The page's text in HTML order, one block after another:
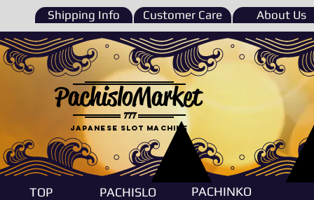
Shipping Info Customer Care About Us
777
PachisloMarket
Japanese Slot machine
TOP PACHISLO PACHINKO